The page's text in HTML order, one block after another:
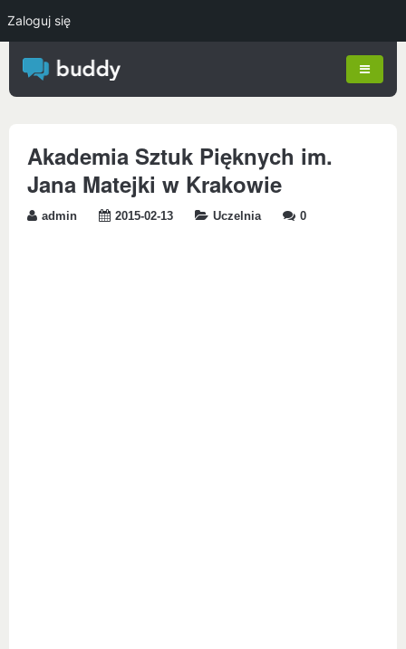
Akademia Sztuk Pięknych im.
Jana Matejki w Krakowie
admin 2015-02-13 Uczelnia 0
Zaloguj się